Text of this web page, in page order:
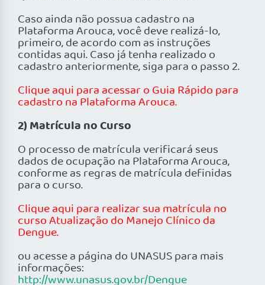
Caso ainda não possua cadastro na
Plataforma Arouca, você deve realizá-lo,
primeiro, de acordo com as instruções
contidas aqui. Caso já tenha realizado o
cadastro anteriormente, siga para o passo 2.
Clique aqui para acessar o Guia Rápido para
cadastro na Plataforma Arouca.
2) Matrícula no Curso
O processo de matrícula verificará seus
dados de ocupação na Plataforma Arouca,
conforme as regras de matrícula definidas
para o curso.
Clique aqui para realizar sua matrícula no
curso Atualização do Manejo Clínico da
Dengue.
ou acesse a página do UNASUS para mais
informações:
http://www.unasus.gov.br/Dengue